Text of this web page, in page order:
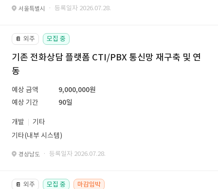
서울특별시 · 등록일자 2026.07.28.
📔 외주 모집 중
기존 전화상담 플랫폼 CTI/PBX 통신망 재구축 및 연
동
예상 금액
9,000,000원
예상 기간
90일
개발
기타
기타(내부 시스템)
경상남도 · 등록일자 2026.07.28.
📔 외주 모집 중 마감임박